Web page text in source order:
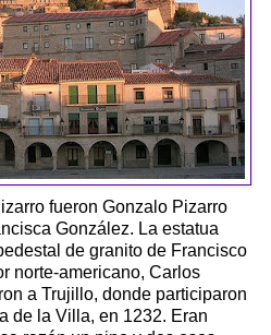
fueron Gonzalo Pizarro
González. La estatua
de granito de Francisco
norte-americano, Carlos
a Trujillo, donde participaron
de la Villa, en 1232. Eran